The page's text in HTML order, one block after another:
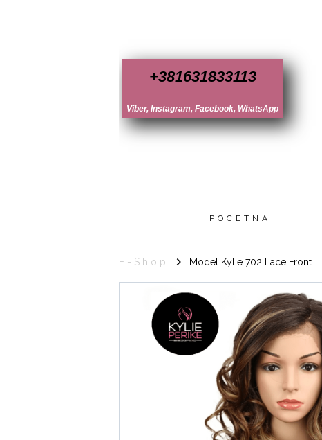
+381631833113
Viber, Instagram, Facebook, WhatsApp
POCETNA
E-Shop Model Kylie 702 Lace Front